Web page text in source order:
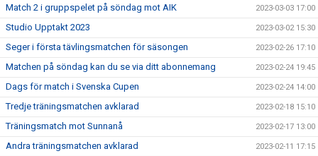
Match 2 i gruppspelet på söndag mot AIK 2023-03-03 17:00
Studio Upptakt 2023 2023-03-02 15:30
Seger i första tävlingsmatchen för säsongen 2023-02-26 17:10
Matchen på söndag kan du se via ditt abonnemang 2023-02-24 19:45
Dags för match i Svenska Cupen 2023-02-24 14:00
Tredje träningsmatchen avklarad 2023-02-18 15:10
Träningsmatch mot Sunnanå 2023-02-17 13:00
Andra träningsmatchen avklarad 2023-02-11 17:15